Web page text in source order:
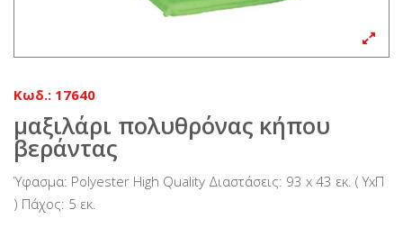
Κωδ.: 17640
μαξιλάρι πολυθρόνας κήπου
βεράντας
Ύφασμα: Polyester High Quality Διαστάσεις: 93 x 43 εκ. ( ΥxΠ
) Πάχος: 5 εκ.